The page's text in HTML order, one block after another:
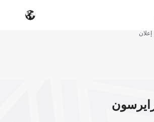
إعلان